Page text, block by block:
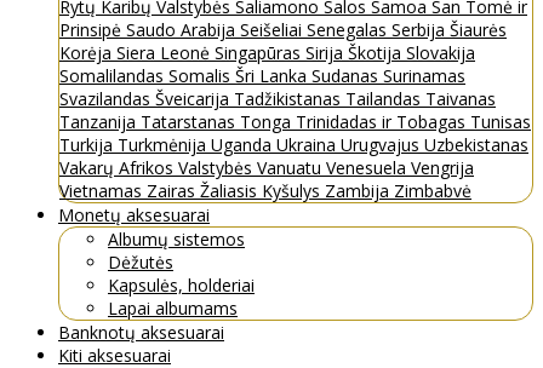
Rytų Karibų Valstybės Saliamono Salos Samoa San Tomė ir
Prinsipė Saudo Arabija Seišeliai Senegalas Serbija Šiaurės
Korėja Siera Leonė Singapūras Sirija Škotija Slovakija
Somalilandas Somalis Šri Lanka Sudanas Surinamas
Svazilandas Šveicarija Tadžikistanas Tailandas Taivanas
Tanzanija Tatarstanas Tonga Trinidadas ir Tobagas Tunisas
Turkija Turkmėnija Uganda Ukraina Urugvajus Uzbekistanas
Vakarų Afrikos Valstybės Vanuatu Venesuela Vengrija
Vietnamas Zairas Žaliasis Kyšulys Zambija Zimbabvė
Monetų aksesuarai
Albumų sistemos
Dėžutės
Kapsulės, holderiai
Lapai albumams
Banknotų aksesuarai
Kiti aksesuarai